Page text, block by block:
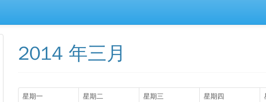
2014 年三月
星期一 星期二 星期三 星期四